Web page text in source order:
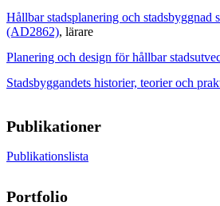
Hållbar stadsplanering och stadsbyggnad
(AD2862), lärare
Planering och design för hållbar
Stadsbyggandets historier, teorier och
Publikationer
Publikationslista
Portfolio